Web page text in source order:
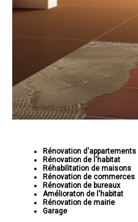
Rénovation d'appartements
Rénovation de l'habitat
Réhabilitation de maisons
Rénovation de commerces
Rénovation de bureaux
Amélioraton de l'habitat
Rénovation de mairie
Garage